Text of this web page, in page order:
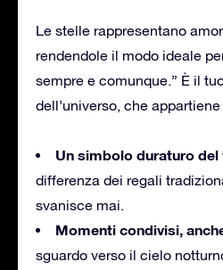
Le stelle rappresentano
rendendole il modo ideale
sempre e comunque.” È il
dell’universo, che
Un simbolo duraturo
differenza dei regali
svanisce mai.
Momenti condivisi,
sguardo verso il cielo